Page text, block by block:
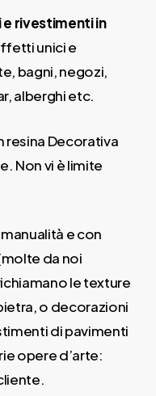
rivestimenti in
unici e
bagni, negozi,
alberghi etc.
resina Decorativa
Non vi è limite
e con
da noi
le texture
o decorazioni
di pavimenti
opere d’arte: